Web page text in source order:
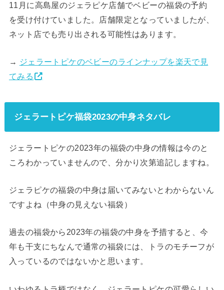
11月に高島屋のジェラピケ店舗でベビーの福袋の予約
を受け付けていました。店舗限定となっていましたが、
ネット店でも売り出される可能性はあります。
→ ジェラートピケのベビーのラインナップを楽天で見
てみる
ジェラートピケ福袋2023の中身ネタバレ
ジェラートピケの2023年の福袋の中身の情報は今のと
ころわかっていませんので、分かり次第追記しますね。
ジェラピケの福袋の中身は届いてみないとわからないん
ですよね（中身の見えない福袋）
過去の福袋から2023年の福袋の中身を予措すると、今
年も干支にちなんで通常の福袋には、トラのモチーフが
入っているのではないかと思います。